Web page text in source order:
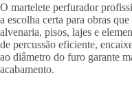
O martelete perfurador
a escolha certa para obras
alvenaria, pisos, lajes e
de percussão eficiente,
ao diâmetro do furo garante
acabamento.